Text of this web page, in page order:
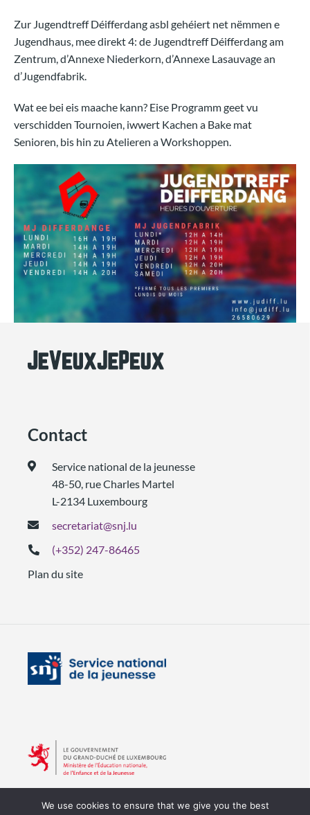
Zur Jugendtreff Déifferdang asbl gehéiert net nëmmen e
Jugendhaus, mee direkt 4: de Jugendtreff Déifferdang am
Zentrum, d’Annexe Niederkorn, d’Annexe Lasauvage an
d’Jugendfabrik.
Wat ee bei eis maache kann? Eise Programm geet vu
verschidden Tournoien, iwwert Kachen a Bake mat
Senioren, bis hin zu Atelieren a Workshoppen.
Contact
Service national de la jeunesse
48-50, rue Charles Martel
L-2134 Luxembourg
secretariat@snj.lu
(+352) 247-86465
Plan du site
We use cookies to ensure that we give you the best